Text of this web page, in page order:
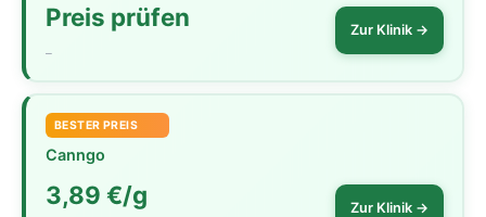
Preis prüfen
–
Zur Klinik →
BESTER PREIS
Canngo
3,89 €/g Zur Klinik →